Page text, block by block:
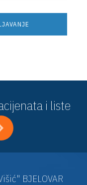
i liste
BJELOVAR